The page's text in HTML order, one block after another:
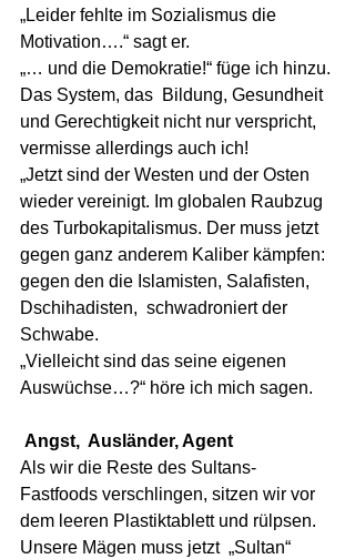
„Leider fehlte im Sozialismus die
Motivation….“ sagt er.
„… und die Demokratie!“ füge ich hinzu.
Das System, das  Bildung, Gesundheit
und Gerechtigkeit nicht nur verspricht,
vermisse allerdings auch ich!
„Jetzt sind der Westen und der Osten
wieder vereinigt. Im globalen Raubzug
des Turbokapitalismus. Der muss jetzt
gegen ganz anderem Kaliber kämpfen:
gegen den die Islamisten, Salafisten,
Dschihadisten,  schwadroniert der
Schwabe.
„Vielleicht sind das seine eigenen
Auswüchse…?“ höre ich mich sagen.
Angst,  Ausländer, Agent
Als wir die Reste des Sultans-
Fastfoods verschlingen, sitzen wir vor
dem leeren Plastiktablett und rülpsen.
Unsere Mägen muss jetzt  „Sultan“